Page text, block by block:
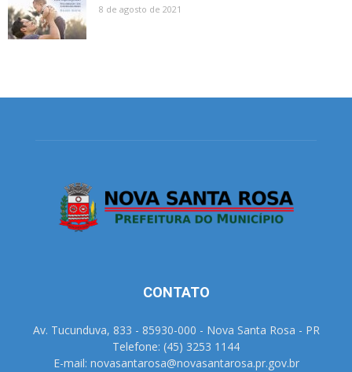
8 de agosto de 2021
CONTATO
Av. Tucunduva, 833 - 85930-000 - Nova Santa Rosa - PR
Telefone: (45) 3253 1144
E-mail: novasantarosa@novasantarosa.pr.gov.br